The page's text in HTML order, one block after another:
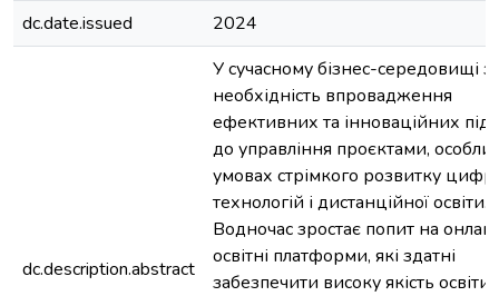
dc.date.issued
2024
dc.description.abstract
У сучасному бізнес-середовищі
необхідність впровадження
ефективних та інноваційних
до управління проєктами,
умовах стрімкого розвитку
технологій і дистанційної освіти.
Водночас зростає попит на
освітні платформи, які здатні
забезпечити високу якість освіти